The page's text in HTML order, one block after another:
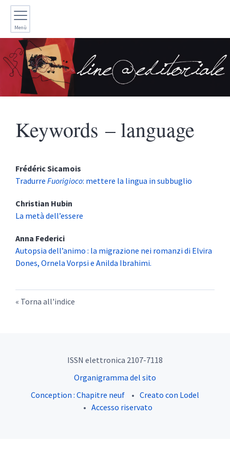
Menù
Keywords – language
FrédéricSicamois
Tradurre Fuorigioco: mettere la lingua in subbuglio
Christian Hubin
La metà dell’essere
Anna Federici
Autopsia dell’animo : la migrazione nei romanzi di Elvira
Dones, Ornela Vorpsi e Anilda Ibrahimi.
Torna all'indice
ISSN elettronica 2107-7118
Organigramma del sito
Conception : Chapitre neuf
Creato con Lodel
Accesso riservato